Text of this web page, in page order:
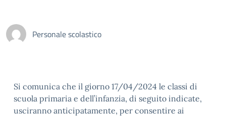
Personale scolastico
Si comunica che il giorno 17/04/2024 le classi di
scuola primaria e dell’infanzia, di seguito indicate,
usciranno anticipatamente, per consentire ai